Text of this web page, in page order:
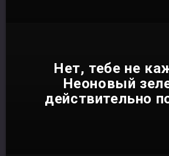
Нет, тебе не
Неоновый
действительно